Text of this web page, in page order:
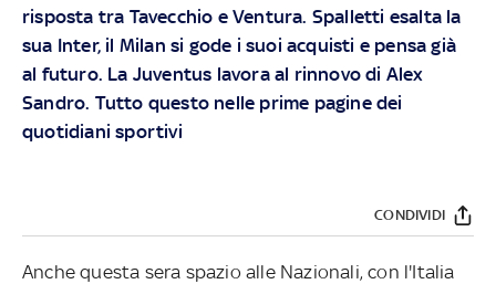
risposta tra Tavecchio e Ventura. Spalletti esalta la
sua Inter, il Milan si gode i suoi acquisti e pensa già
al futuro. La Juventus lavora al rinnovo di Alex
Sandro. Tutto questo nelle prime pagine dei
quotidiani sportivi
CONDIVIDI
Anche questa sera spazio alle Nazionali, con l'Italia